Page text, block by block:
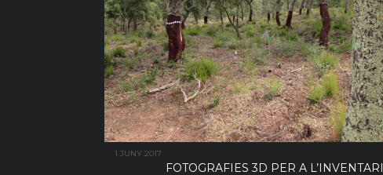
1 JUNY 2017
FOTOGRAFIES 3D PER A L’INVENTARI